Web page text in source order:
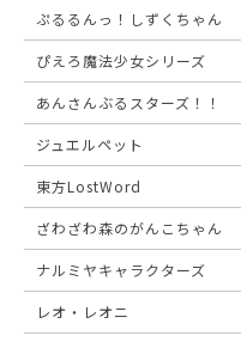
ぷるるんっ！しずくちゃん
ぴえろ魔法少女シリーズ
あんさんぶるスターズ！！
ジュエルペット
東方LostWord
ざわざわ森のがんこちゃん
ナルミヤキャラクターズ
レオ・レオニ